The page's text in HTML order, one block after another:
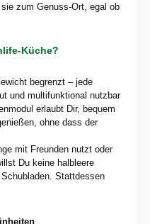
zum Genuss-Ort, egal ob
Küche?
begrenzt – jede
und multifunktional nutzbar
erlaubt Dir, bequem
ohne dass der
mit Freunden nutzt oder
Du keine halbleere
Stattdessen
,